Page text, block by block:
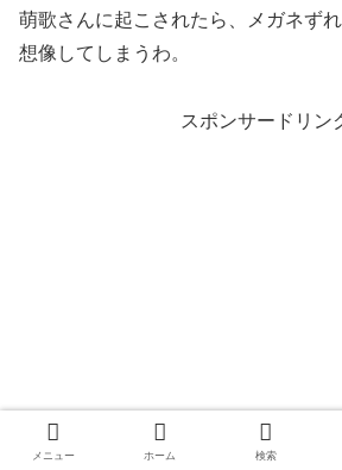
萌歌さんに起こされたら、メガネず
想像してしまうわ。
スポンサードリン
メニュー ホーム 検索